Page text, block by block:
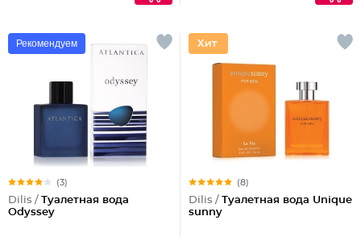
Рекомендуем
(3)
Dilis /
Туалетная вода
Odyssey
(8)
Dilis /
Туалетная вода Unique
sunny